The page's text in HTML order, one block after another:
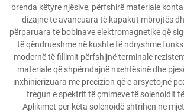
brenda këtyre njësive, përfshirë materiale
dizajne të avancuara të kapakut mbrojtës
përparuara të bobinave elektromagnetike që
të qëndrueshme në kushte të ndryshme
modernë të fillimit përfshijnë terminale
materiale që shpërndajnë nxehtësinë dhe
inxhinierizuara me precizion që e arsyetojnë
tregun e spektrit të çmimeve të solenoidit
Aplikimet për këta solenoidë shtrihen në